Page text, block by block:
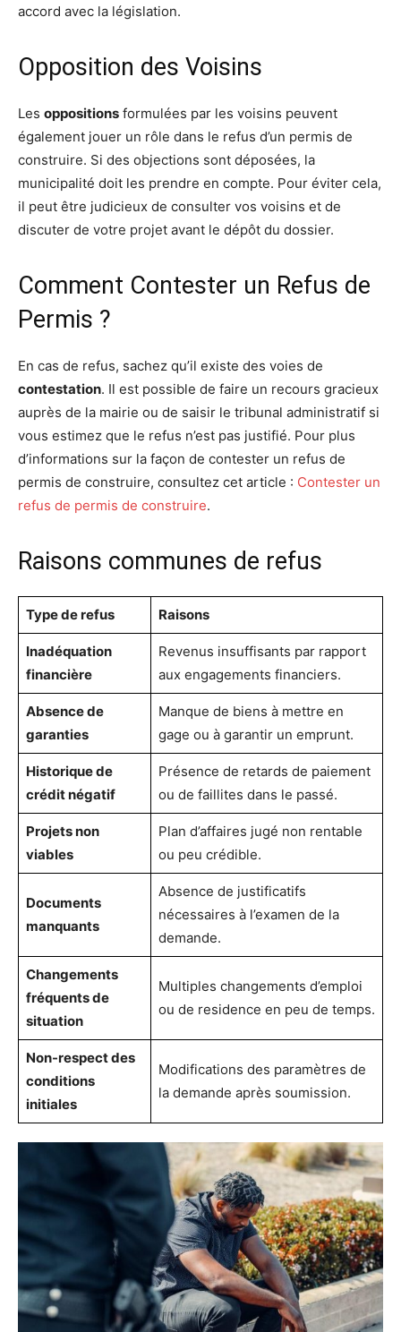
accord avec la législation.
Opposition des Voisins
Les oppositions formulées par les voisins peuvent
également jouer un rôle dans le refus d’un permis de
construire. Si des objections sont déposées, la
municipalité doit les prendre en compte. Pour éviter cela,
il peut être judicieux de consulter vos voisins et de
discuter de votre projet avant le dépôt du dossier.
Comment Contester un Refus de
Permis ?
En cas de refus, sachez qu’il existe des voies de
contestation. Il est possible de faire un recours gracieux
auprès de la mairie ou de saisir le tribunal administratif si
vous estimez que le refus n’est pas justifié. Pour plus
d’informations sur la façon de contester un refus de
permis de construire, consultez cet article : Contester un
refus de permis de construire.
Raisons communes de refus
Type de refus Raisons
Inadéquation
financière
Revenus insuffisants par rapport
aux engagements financiers.
Absence de
garanties
Manque de biens à mettre en
gage ou à garantir un emprunt.
Historique de
crédit négatif
Présence de retards de paiement
ou de faillites dans le passé.
Projets non
viables
Plan d’affaires jugé non rentable
ou peu crédible.
Documents
manquants
Absence de justificatifs
nécessaires à l’examen de la
demande.
Changements
fréquents de
situation
Multiples changements d’emploi
ou de residence en peu de temps.
Non-respect des
conditions
initiales
Modifications des paramètres de
la demande après soumission.